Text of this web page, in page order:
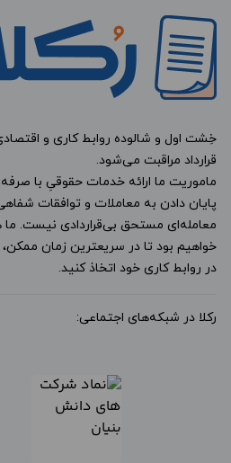
خِشت اول و شالوده روابط کاری و
قرارداد مراقبت می‌شود.
ماموریت ما ارائه خدمات حقوقیِ با
پایان دادن به معاملات و توافقات
معامله‌ای مستحق بی‌قراردادی نیست.
خواهیم بود تا در سریعترین زمان
در روابط کاری خود اتخاذ کنید.
رکلا در شبکه‌های اجتماعی: